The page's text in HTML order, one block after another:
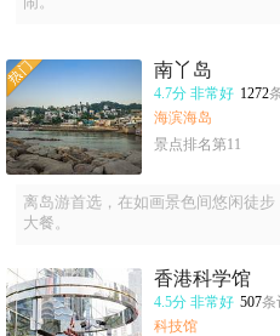
南丫岛
4.7分 非常好 1272
海滨海岛
景点排名第11
离岛游首选，在如画景色间悠闲徒
大餐。
香港科学馆
4.5分 非常好 507条
科技馆